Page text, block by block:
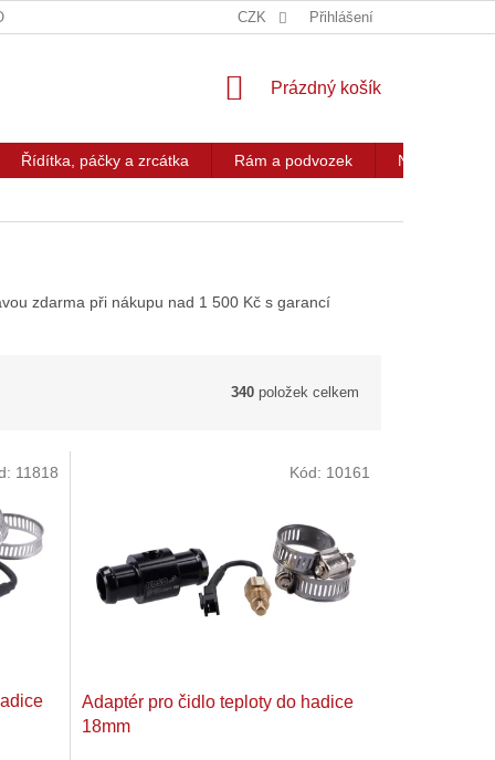
CZK Přihlášení
NÁKUPNÍ
Prázdný košík
Řídítka, páčky a zrcátka Rám a podvozek Nářadí a
zdarma při nákupu nad 1 500 Kč s garancí
340 položek celkem
11818
Adaptér pro čidlo teploty do hadice
18mm
Kód: 10161